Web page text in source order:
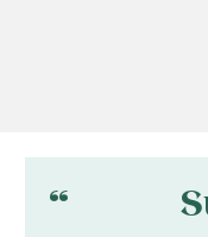
“